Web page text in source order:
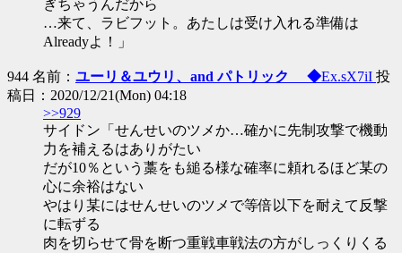
ぎちゃうんだから
…来て、ラビフット。あたしは受け入れる準備は
Alreadyよ！」
944 名前： ユーリ＆ユウリ、and パトリック ◆Ex.sX7iI 投
稿日：2020/12/21(Mon) 04:18
>>929
サイドン「せんせいのツメか…確かに先制攻撃で機動
力を補えるはありがたい
だが10％という藁をも縋る様な確率に頼れるほど某の
心に余裕はない
やはり某にはせんせいのツメで等倍以下を耐えて反撃
に転ずる
肉を切らせて骨を断つ重戦車戦法の方がしっくりくる